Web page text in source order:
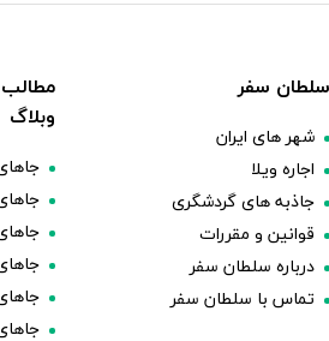
سلطان سفر
شهر های ایران
اجاره ویلا
جاذبه های گردشگری
قوانین و مقررات
درباره سلطان سفر
تماس با سلطان سفر
وبلاگ